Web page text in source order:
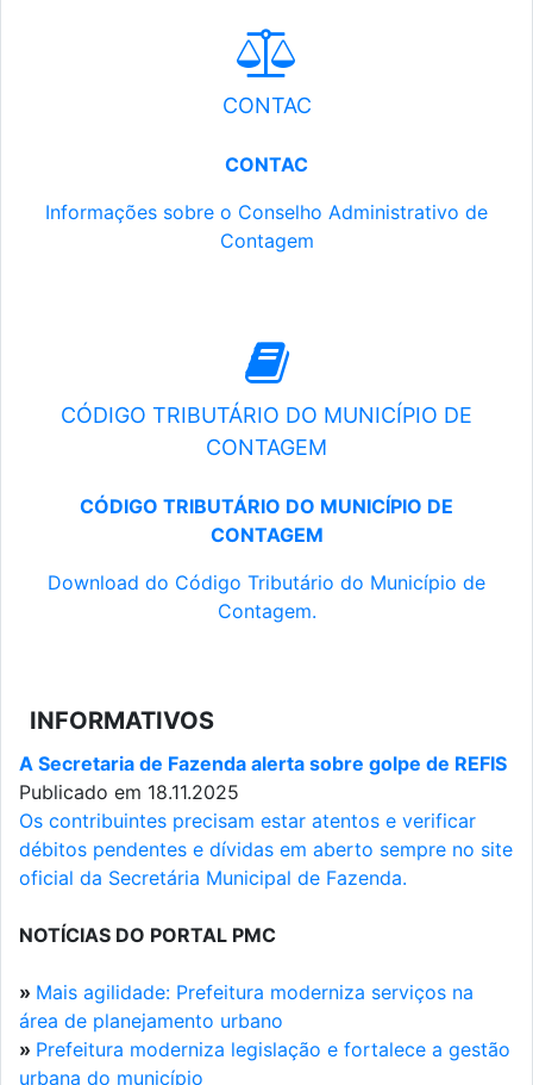
CONTAC
CONTAC
Informações sobre o Conselho Administrativo de
Contagem
CÓDIGO TRIBUTÁRIO DO MUNICÍPIO DE
CONTAGEM
CÓDIGO TRIBUTÁRIO DO MUNICÍPIO DE
CONTAGEM
Download do Código Tributário do Município de
Contagem.
INFORMATIVOS
A Secretaria de Fazenda alerta sobre golpe de REFIS
Publicado em 18.11.2025
Os contribuintes precisam estar atentos e verificar
débitos pendentes e dívidas em aberto sempre no site
oficial da Secretária Municipal de Fazenda.
NOTÍCIAS DO PORTAL PMC
» Mais agilidade: Prefeitura moderniza serviços na
área de planejamento urbano
» Prefeitura moderniza legislação e fortalece a gestão
urbana do município